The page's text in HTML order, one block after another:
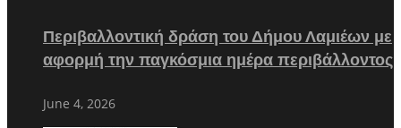
Περιβαλλοντική δράση του Δήμου Λαμιέων με
αφορμή την παγκόσμια ημέρα περιβάλλοντος
June 4, 2026